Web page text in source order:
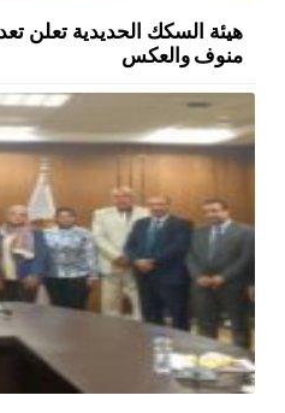
هيئة السكك الحديدية تعلن
منوف والعكس